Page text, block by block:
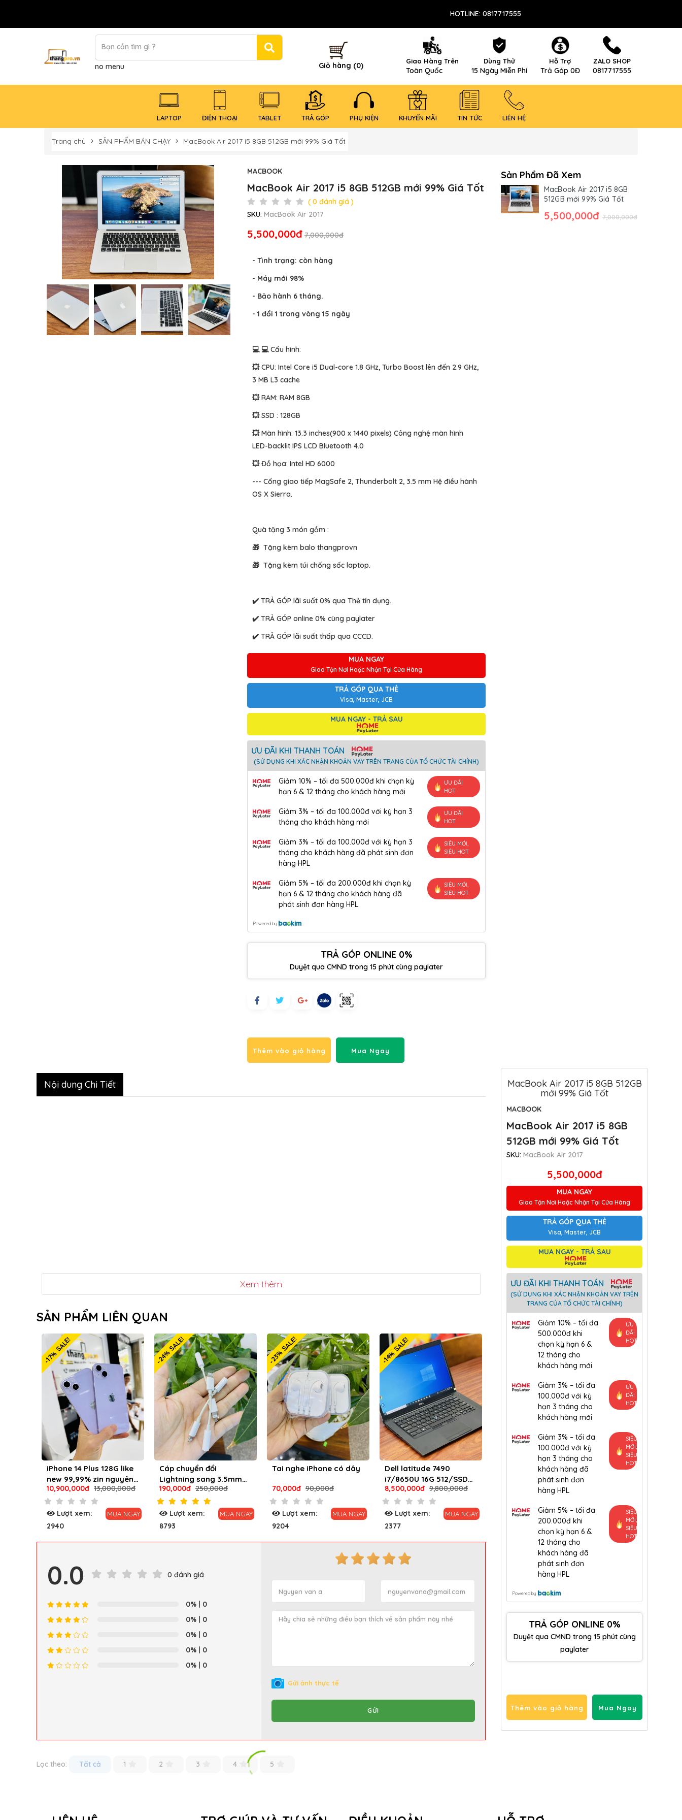
HOTLINE: 0817717555
no menu Giỏ hàng (0) Giao Hàng Trên
Toàn Quốc
Dùng Thử
15 Ngày Miễn Phí
Hỗ Trợ
Trả Góp 0Đ
ZALO SHOP
0817717555
LAPTOP ĐIỆN THOẠI TABLET TRẢ GÓP PHỤ KIỆN KHUYẾN MÃI TIN TỨC LIÊN HỆ
Trang chủ SẢN PHẨM BÁN CHẠY MacBook Air 2017 i5 8GB 512GB mới 99% Giá Tốt
MACBOOK
MacBook Air 2017 i5 8GB 512GB mới 99% Giá Tốt
( 0 đánh giá )
SKU: MacBook Air 2017
5,500,000đ 7,000,000đ
- Tình trạng: còn hàng
- Máy mới 98%
- Bảo hành 6 tháng.
- 1 đổi 1 trong vòng 15 ngày
💻 💻 Cấu hình:
💥 CPU: Intel Core i5 Dual-core 1.8 GHz, Turbo Boost lên đến 2.9 GHz,
3 MB L3 cache
💥 RAM: RAM 8GB
💥 SSD : 128GB
💥 Màn hình: 13.3 inches(900 x 1440 pixels) Công nghệ màn hình
LED-backlit IPS LCD Bluetooth 4.0
💥 Đồ họa: Intel HD 6000
--- Cổng giao tiếp MagSafe 2, Thunderbolt 2, 3.5 mm Hệ điều hành
OS X Sierra.
Quà tặng 3 món gồm :
🎁 Tặng kèm balo thangprovn
🎁 Tặng kèm túi chống sốc laptop.
✔️ TRẢ GÓP lãi suất 0% qua Thẻ tín dụng.
✔️ TRẢ GÓP online 0% cùng paylater
✔️ TRẢ GÓP lãi suất thấp qua CCCD.
MUA NGAY
Giao Tận Nơi Hoặc Nhận Tại Cửa Hàng
TRẢ GÓP QUA THẺ
Visa, Master, JCB
MUA NGAY - TRẢ SAU
ƯU ĐÃI KHI THANH TOÁN
(SỬ DỤNG KHI XÁC NHẬN KHOẢN VAY TRÊN TRANG CỦA TỔ CHỨC TÀI CHÍNH)
Giảm 10% – tối đa 500.000đ khi chọn kỳ
hạn 6 & 12 tháng cho khách hàng mới
ƯU ĐÃI
HOT
Giảm 3% – tối đa 100.000đ với kỳ hạn 3
tháng cho khách hàng mới
ƯU ĐÃI
HOT
Giảm 3% – tối đa 100.000đ với kỳ hạn 3
tháng cho khách hàng đã phát sinh đơn
hàng HPL
SIÊU MỚI,
SIÊU HOT
Giảm 5% – tối đa 200.000đ khi chọn kỳ
hạn 6 & 12 tháng cho khách hàng đã
phát sinh đơn hàng HPL
SIÊU MỚI,
SIÊU HOT
Powered by
TRẢ GÓP ONLINE 0%
Duyệt qua CMND trong 15 phút cùng paylater
Thêm vào giỏ hàng Mua Ngay
Sản Phẩm Đã Xem
MacBook Air 2017 i5 8GB
512GB mới 99% Giá Tốt
5,500,000đ 7,000,000đ
Nội dung Chi Tiết
Xem thêm
SẢN PHẨM LIÊN QUAN
-17% SALE!
iPhone 14 Plus 128G like
new 99,99% zin nguyên
bản
10,900,000đ 13,000,000đ
Lượt xem:
2940
MUA NGAY
-24% SALE!
Cáp chuyển đổi
Lightning sang 3.5mm
Apple MMX62
190,000đ 250,000đ
Lượt xem:
8793
MUA NGAY
-23% SALE!
Tai nghe iPhone có dây
70,000đ 90,000đ
Lượt xem:
9204
MUA NGAY
-14% SALE!
Dell latitude 7490
i7/8650U 16G 512/SSD
mới 99%
8,500,000đ 9,800,000đ
Lượt xem:
2377
MUA NGAY
Bao Da Ipad 9.7 inch (Air
1/Air 2/ Ipad
5/6/2017/2018)
250,000đ
Lượt xem:
MUA NGAY
-9% SALE!
Ổ cứng SSD M.2
Lượt xem:
2453
0.0 0 đánh giá
0% | 0
0% | 0
0% | 0
0% | 0
0% | 0
Gửi ảnh thực tế
GỬI
Lọc theo: Tất cả 1 2 3 4 5
MacBook Air 2017 i5 8GB 512GB
mới 99% Giá Tốt
MACBOOK
MacBook Air 2017 i5 8GB
512GB mới 99% Giá Tốt
SKU: MacBook Air 2017
5,500,000đ
MUA NGAY
Giao Tận Nơi Hoặc Nhận Tại Cửa Hàng
TRẢ GÓP QUA THẺ
Visa, Master, JCB
MUA NGAY - TRẢ SAU
ƯU ĐÃI KHI THANH TOÁN
(SỬ DỤNG KHI XÁC NHẬN KHOẢN VAY TRÊN
TRANG CỦA TỔ CHỨC TÀI CHÍNH)
Giảm 10% – tối đa
500.000đ khi
chọn kỳ hạn 6 &
12 tháng cho
khách hàng mới
ƯU
ĐÃI
HOT
Giảm 3% – tối đa
100.000đ với kỳ
hạn 3 tháng cho
khách hàng mới
ƯU
ĐÃI
HOT
Giảm 3% – tối đa
100.000đ với kỳ
hạn 3 tháng cho
khách hàng đã
phát sinh đơn
hàng HPL
SIÊU
MỚI,
SIÊU
HOT
Giảm 5% – tối đa
200.000đ khi
chọn kỳ hạn 6 &
12 tháng cho
khách hàng đã
phát sinh đơn
hàng HPL
SIÊU
MỚI,
SIÊU
HOT
Powered by
TRẢ GÓP ONLINE 0%
Duyệt qua CMND trong 15 phút cùng
paylater
Thêm vào giỏ hàng Mua Ngay